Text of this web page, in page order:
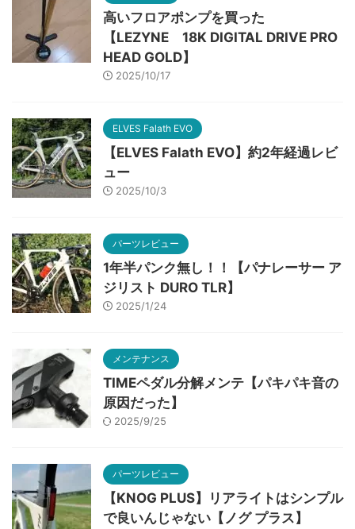
高いフロアポンプを買った
【LEZYNE 18K DIGITAL DRIVE PRO
HEAD GOLD】
2025/10/17
ELVES Falath EVO
【ELVES Falath EVO】約2年経過レビ
ュー
2025/10/3
パーツレビュー
1年半パンク無し！！【パナレーサー ア
ジリスト DURO TLR】
2025/1/24
メンテナンス
TIMEペダル分解メンテ【パキパキ音の
原因だった】
2025/9/25
パーツレビュー
【KNOG PLUS】リアライトはシンプル
で良いんじゃない【ノグ プラス】